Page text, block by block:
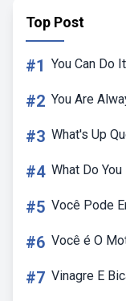
Top Post
#1 You Can Do
#2 You Are
#3 What's Up
#4 What Do
#5 Você Pode
#6 Você é O
#7 Vinagre E